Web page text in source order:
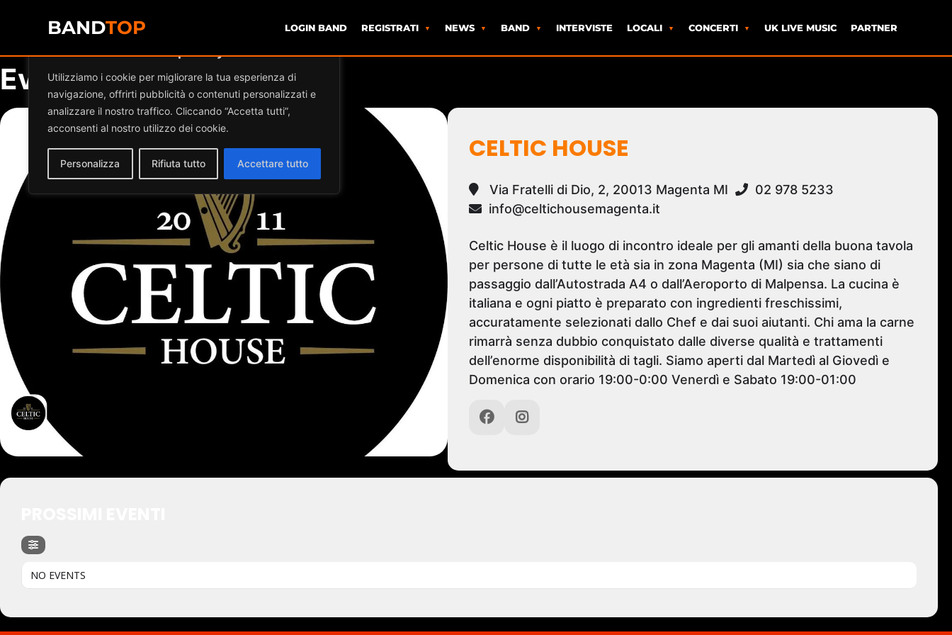
Utilizziamo i cookie per migliorare la tua esperienza di
navigazione, offrirti pubblicità o contenuti personalizzati e
analizzare il nostro traffico. Cliccando “Accetta tutti”,
acconsenti al nostro utilizzo dei cookie.
Personalizza Rifiuta tutto Accettare tutto
BANDTOP LOGIN BAND REGISTRATI NEWS BAND INTERVISTE LOCALI CONCERTI UK LIVE MUSIC PARTNER
Events at this location
CELTIC HOUSE
Via Fratelli di Dio, 2, 20013 Magenta MI
02 978 5233
info@celtichousemagenta.it
Celtic House è il luogo di incontro ideale per gli amanti della buona tavola
per persone di tutte le età sia in zona Magenta (MI) sia che siano di
passaggio dall’Autostrada A4 o dall’Aeroporto di Malpensa. La cucina è
italiana e ogni piatto è preparato con ingredienti freschissimi,
accuratamente selezionati dallo Chef e dai suoi aiutanti. Chi ama la carne
rimarrà senza dubbio conquistato dalle diverse qualità e trattamenti
dell’enorme disponibilità di tagli. Siamo aperti dal Martedì al Giovedì e
Domenica con orario 19:00-0:00 Venerdì e Sabato 19:00-01:00
NO EVENTS